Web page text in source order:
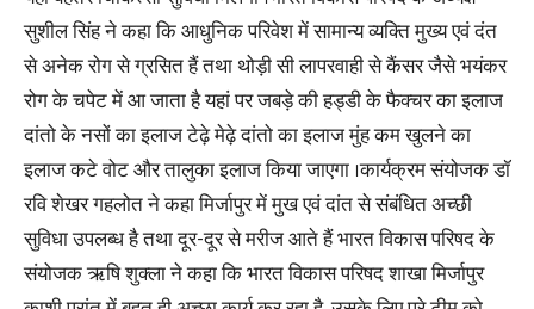
सुशील सिंह ने कहा कि आधुनिक परिवेश में सामान्य व्यक्ति मुख्य एवं दंत
से अनेक रोग से ग्रसित हैं तथा थोड़ी सी लापरवाही से कैंसर जैसे भयंकर
रोग के चपेट में आ जाता है यहां पर जबड़े की हड्डी के फैक्चर का इलाज
दांतो के नसों का इलाज टेढ़े मेढ़े दांतो का इलाज मुंह कम खुलने का
इलाज कटे वोट और तालुका इलाज किया जाएगा ।कार्यक्रम संयोजक डॉ
रवि शेखर गहलोत ने कहा मिर्जापुर में मुख एवं दांत से संबंधित अच्छी
सुविधा उपलब्ध है तथा दूर-दूर से मरीज आते हैं भारत विकास परिषद के
संयोजक ऋषि शुक्ला ने कहा कि भारत विकास परिषद शाखा मिर्जापुर